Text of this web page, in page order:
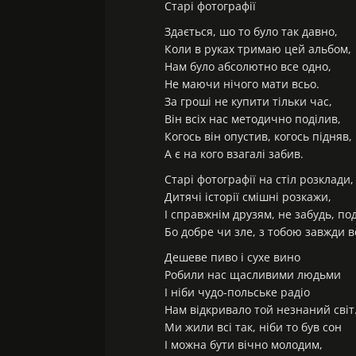
Старі фотографії
Здається, шо то було так давно,
Коли в руках тримаю цей альбом,
Нам було абсолютно все одно,
Не маючи нічого мати всьо.
За гроші не купити тільки час,
Він всіх нас методично поділив,
Когось він опустив, когось підняв,
А є на кого взагалі забив.
Старі фотографії на стіл розклади,
Дитячі історії смішні розкажи,
І справжнім друзям, не забудь,
Бо добре чи зле, з тобою завжди
Дешеве пиво і сухе вино
Робили нас щасливими людьми
І ніби чудо-польське радіо
Нам відкривало той незнаний світ.
Ми жили всі так, ніби то був сон
І можна бути вічно молодим,